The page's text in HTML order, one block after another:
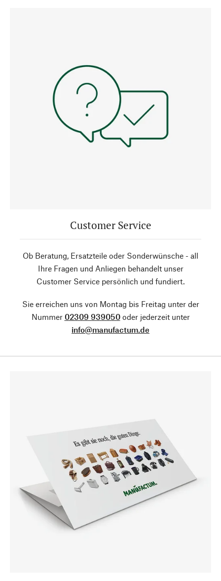
Customer Service
Ob Beratung, Ersatzteile oder Sonderwünsche - all
Ihre Fragen und Anliegen behandelt unser
Customer Service persönlich und fundiert.
Sie erreichen uns von Montag bis Freitag unter der
Nummer 02309 939050oder jederzeit unter
info@manufactum.de